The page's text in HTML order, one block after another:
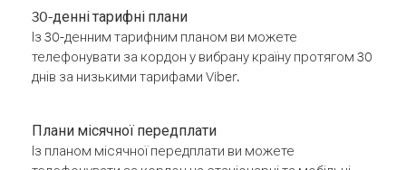
30-денні тарифні плани
Із 30-денним тарифним планом ви можете
телефонувати за кордон у вибрану країну протягом 30
днів за низькими тарифами Viber.
Плани місячної передплати
Із планом місячної передплати ви можете